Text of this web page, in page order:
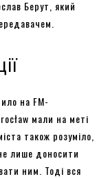
Берут, який
на FM-
мали на меті
також розуміло,
лише доносити
ним. Тоді вся